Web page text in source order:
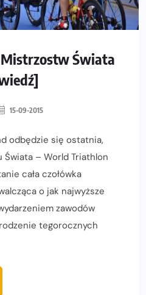
Świata
15-09-2015
odbędzie się ostatnia,
Świata – World Triathlon
cała czołówka
o jak najwyższe
zawodów
tegorocznych